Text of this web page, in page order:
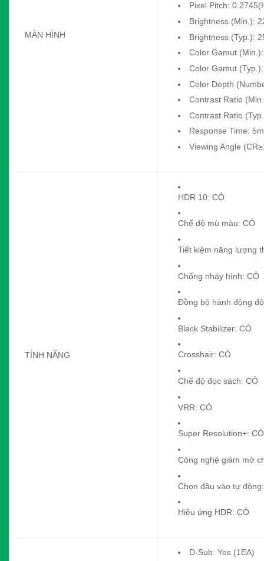
MÀN HÌNH
Pixel Pitch:
Brightness (Min.):
Brightness (Typ.):
Color Gamut
Color Gamut
Color Depth
Contrast Ratio
Contrast Ratio
Response Time:
Viewing Angle
TÍNH NĂNG
HDR 10: CÓ
Chế độ mù màu: CÓ
Tiết kiệm năng lượng
Chống nháy hình: CÓ
Đồng bộ hành động
Black Stabilizer: CÓ
Crosshair: CÓ
Chế độ đọc sách: CÓ
VRR: CÓ
Super Resolution+: CÓ
Công nghệ giảm mờ
Chọn đầu vào tự
Hiệu ứng HDR: CÓ
D-Sub: Yes (1EA)